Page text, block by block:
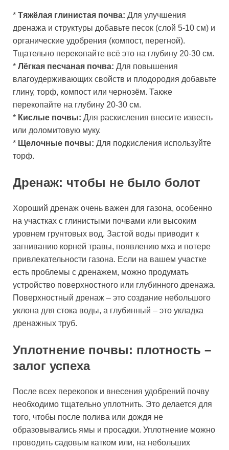
* Тяжёлая глинистая почва: Для улучшения
дренажа и структуры добавьте песок (слой 5-10 см) и
органические удобрения (компост, перегной).
Тщательно перекопайте всё это на глубину 20-30 см.
* Лёгкая песчаная почва: Для повышения
влагоудерживающих свойств и плодородия добавьте
глину, торф, компост или чернозём. Также
перекопайте на глубину 20-30 см.
* Кислые почвы: Для раскисления внесите известь
или доломитовую муку.
* Щелочные почвы: Для подкисления используйте
торф.
Дренаж: чтобы не было болот
Хороший дренаж очень важен для газона, особенно
на участках с глинистыми почвами или высоким
уровнем грунтовых вод. Застой воды приводит к
загниванию корней травы, появлению мха и потере
привлекательности газона. Если на вашем участке
есть проблемы с дренажем, можно продумать
устройство поверхностного или глубинного дренажа.
Поверхностный дренаж – это создание небольшого
уклона для стока воды, а глубинный – это укладка
дренажных труб.
Уплотнение почвы: плотность –
залог успеха
После всех перекопок и внесения удобрений почву
необходимо тщательно уплотнить. Это делается для
того, чтобы после полива или дождя не
образовывались ямы и просадки. Уплотнение можно
проводить садовым катком или, на небольших